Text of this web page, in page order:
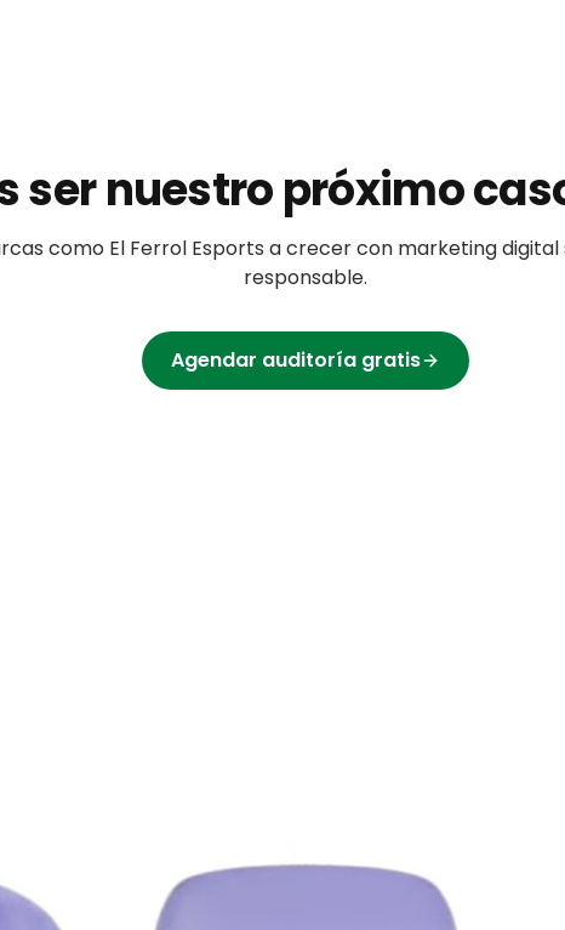
ser nuestro próximo
como El Ferrol Esports a crecer con marketing digital
responsable.
Agendar auditoría gratis